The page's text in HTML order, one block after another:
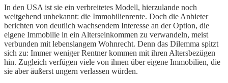
In den USA ist sie ein verbreitetes Modell, hierzulande noch
weitgehend unbekannt: die Immobilienrente. Doch die Anbieter
berichten von deutlich wachsendem Interesse an der Option, die
eigene Immobilie in ein Alterseinkommen zu verwandeln, meist
verbunden mit lebenslangem Wohnrecht. Denn das Dilemma spitzt
sich zu: Immer weniger Rentner kommen mit ihren Altersbezügen
hin. Zugleich verfügen viele von ihnen über eigene Immobilien, die
sie aber äußerst ungern verlassen würden.